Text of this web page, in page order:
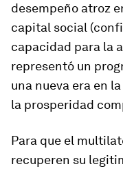
desempeño atroz
capital social
capacidad para la
representó un
una nueva era en
la prosperidad
Para que el
recuperen su